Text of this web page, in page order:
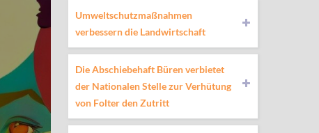
Umweltschutzmaßnahmen
verbessern die Landwirtschaft
Die Abschiebehaft Büren verbietet
der Nationalen Stelle zur Verhütung
von Folter den Zutritt